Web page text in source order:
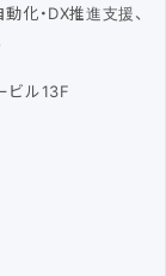
化・DX推進支援、
ビル13F